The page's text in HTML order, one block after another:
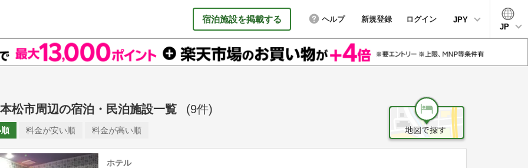
宿泊施設を掲載する ヘルプ 新規登録 ログイン
JPY
JP
松市周辺の宿泊・民泊施設一覧 (9件)
料金が安い順 料金が高い順
ホテル